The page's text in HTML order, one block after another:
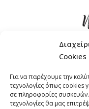
Cookies
Για να παρέχουμε την
τεχνολογίες όπως cookies
σε πληροφορίες
τεχνολογίες θα μας
ΤΗΛΕΦΩΝΟ: +30 211
EMAIL: